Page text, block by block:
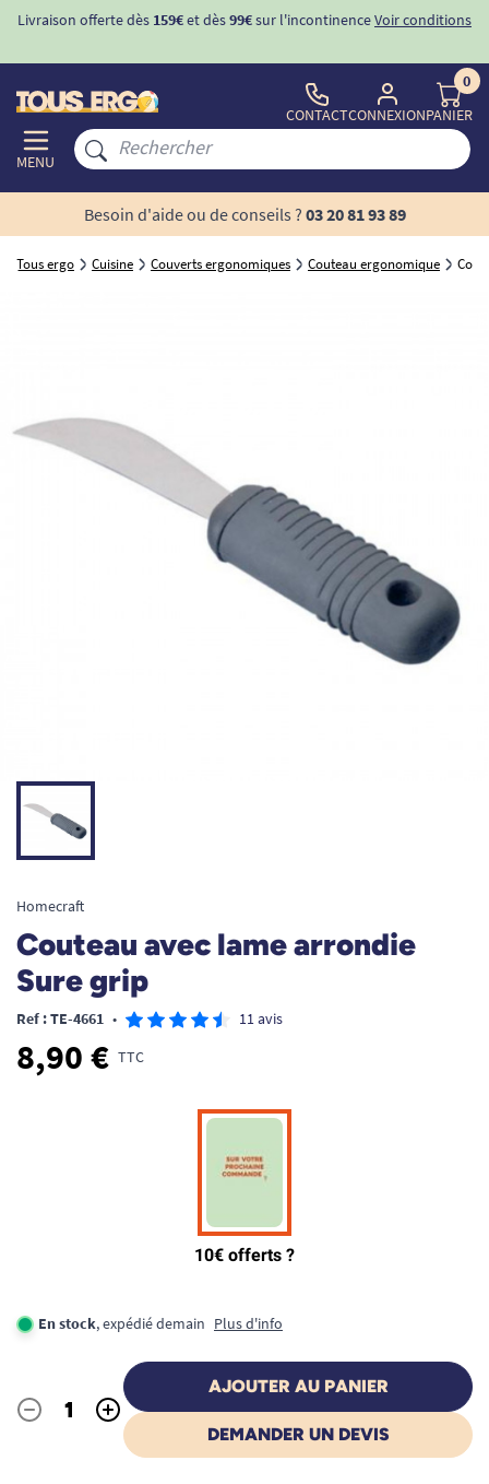
Livraison offerte dès 159€et dès99€sur l'incontinenceVoir conditions
MENU
CONTACTCONNEXION
0
PANIER
Besoin d'aide ou de conseils ? 03 20 81 93 89
Tous ergo Cuisine Couverts ergonomiques Couteau ergonomique
Homecraft
Couteau avec lame arrondie
Sure grip
Ref : TE-4661 • 11 avis
8,90 € TTC
En stock, expédié demain Plus d'info
Quantité
- +
AJOUTER AU PANIER
DEMANDER UN DEVIS